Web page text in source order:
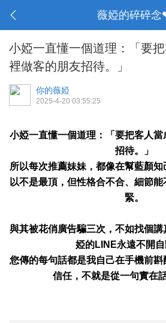
薇婭的碎碎念
小婭一直懂一個道理：「要
裡做客的朋友招待。」
你的薇婭
2025-4-20 03:55:25
小婭一直懂一個道理：「要把客人
招待。」
所以每次推薦妹妹，都像在幫藍顏
以不是最頂，但性格合不合、細節
緊。
與其被花俏廣告騙三次，不如找個
婭的LINE永遠不開
您傳的每句話都是我自己在手機前
信任，不就是從一句實在